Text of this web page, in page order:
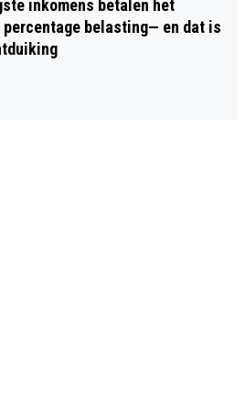
inkomens betalen het
belasting— en dat is